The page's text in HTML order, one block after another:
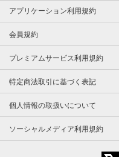
アプリケーション利用規約
会員規約
プレミアムサービス利用規約
特定商法取引に基づく表記
個人情報の取扱いについて
ソーシャルメディア利用規約